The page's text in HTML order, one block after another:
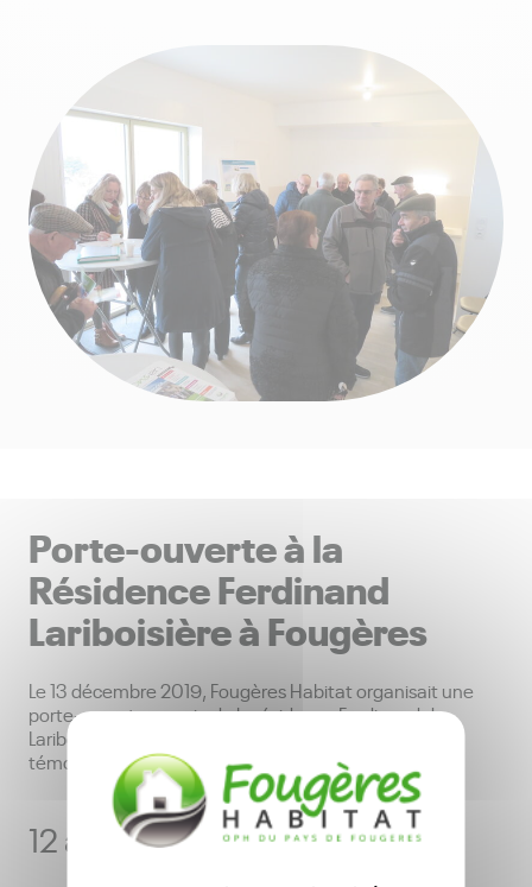
Porte-ouverte à la
Résidence Ferdinand
Lariboisière à Fougères
Le 13 décembre 2019, Fougères Habitat organisait une
porte-ouverte au sein de la résidence Ferdinand de
Lariboisière, permettant de visiter un appartement
témoin.
12 appartements Type 2 et 3